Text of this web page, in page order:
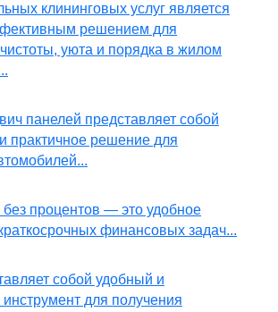
клининговых услуг является
решением для
уюта и порядка в жилом
панелей представляет собой
практичное решение для
процентов — это удобное
финансовых задач...
собой удобный и
для получения